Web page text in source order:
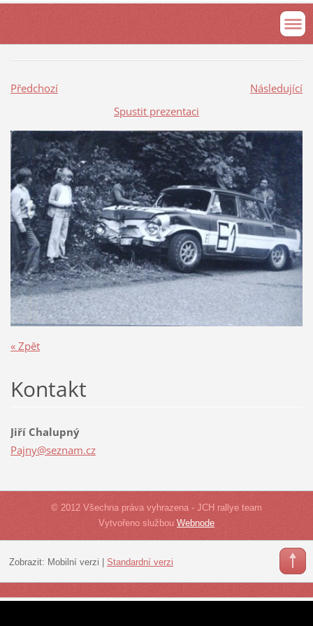
Předchozí
Následující
Spustit prezentaci
« Zpět
Kontakt
Jiří Chalupný
Pajny@seznam.cz
© 2012 Všechna práva vyhrazena - JCH rallye team
Vytvořeno službou Webnode
Zobrazit: Mobilní verzi | Standardní verzi